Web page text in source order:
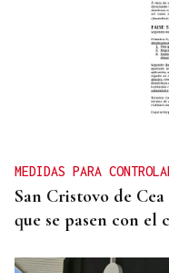
INCUMPLIMIENTO LEGAL
Turismo veta la
Laureano Oubiña
MEDIDAS PARA
San Cristovo de
que se pasen con el